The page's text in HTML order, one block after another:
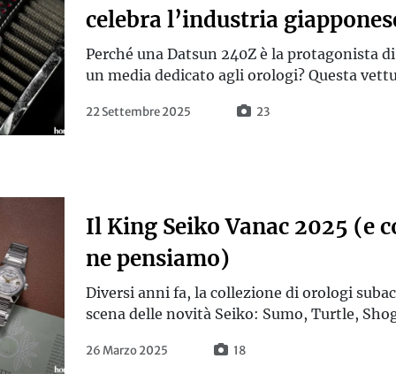
celebra l’industria
Perché una Datsun 240Z è la protagonista
un media dedicato agli orologi? Questa
22 Settembre 2025 23
Il King Seiko Vanac 2025 (e
ne pensiamo)
Diversi anni fa, la collezione di orologi
scena delle novità Seiko: Sumo, Turtle,
26 Marzo 2025 18